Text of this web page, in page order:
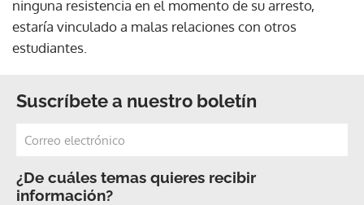
ninguna resistencia en el momento de su arresto,
estaría vinculado a malas relaciones con otros
estudiantes.
Suscríbete a nuestro boletín
¿De cuáles temas quieres recibir
información?